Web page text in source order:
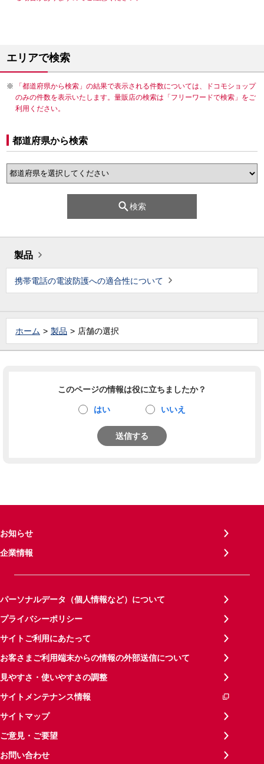
エリアで検索
「都道府県から検索」の結果で表示される件数については、ドコモショップ
のみの件数を表示いたします。量販店の検索は「フリーワードで検索」をご
利用ください。
都道府県から検索
検索
製品
携帯電話の電波防護への適合性について
ホーム 製品 店舗の選択
このページの情報は役に立ちましたか？
はい いいえ
送信する
お知らせ
企業情報
パーソナルデータ（個人情報など）について
プライバシーポリシー
サイトご利用にあたって
お客さまご利用端末からの情報の外部送信について
見やすさ・使いやすさの調整
サイトメンテナンス情報
サイトマップ
ご意見・ご要望
お問い合わせ